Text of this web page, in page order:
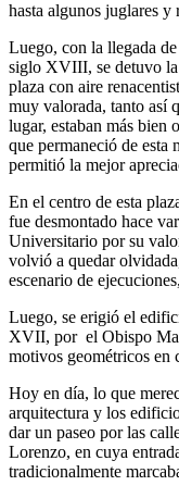
hasta algunos juglares y
Luego, con la llegada
siglo XVIII, se detuvo la
plaza con aire
muy valorada, tanto así
lugar, estaban más bien
que permaneció de esta
permitió la mejor
En el centro de esta
fue desmontado hace
Universitario por su
volvió a quedar
escenario de
Luego, se erigió el
XVII, por el Obispo
motivos geométricos en
Hoy en día, lo que
arquitectura y los
dar un paseo por las
Lorenzo, en cuya
tradicionalmente